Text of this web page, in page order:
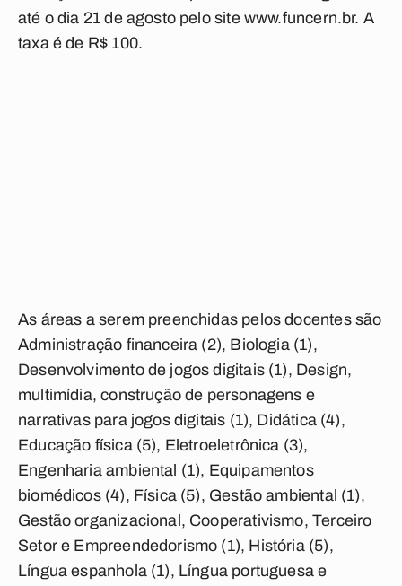
até o dia 21 de agosto pelo site www.funcern.br. A
taxa é de R$ 100.
As áreas a serem preenchidas pelos docentes são
Administração financeira (2), Biologia (1),
Desenvolvimento de jogos digitais (1), Design,
multimídia, construção de personagens e
narrativas para jogos digitais (1), Didática (4),
Educação física (5), Eletroeletrônica (3),
Engenharia ambiental (1), Equipamentos
biomédicos (4), Física (5), Gestão ambiental (1),
Gestão organizacional, Cooperativismo, Terceiro
Setor e Empreendedorismo (1), História (5),
Língua espanhola (1), Língua portuguesa e